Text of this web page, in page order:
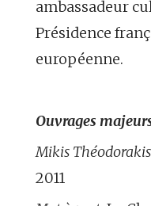
ambassadeur
Présidence
européenne.
Ouvrages
Mikis
2011